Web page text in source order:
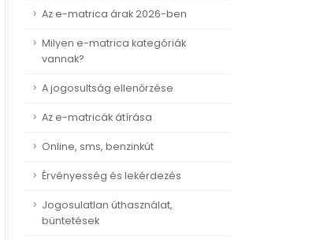
Az e-matrica árak 2026-ben
Milyen e-matrica kategóriák
vannak?
A jogosultság ellenőrzése
Az e-matricák átírása
Online, sms, benzinkút
Érvényesség és lekérdezés
Jogosulatlan úthasználat,
büntetések